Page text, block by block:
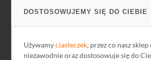
DOSTOSOWUJEMY SIĘ DO CIEBIE
Używamyciasteczek, przez co nasz sklep
niezawodnie oraz dostosowuje się do
Pliki do pobrania
Datasheet EN 494,58 KB